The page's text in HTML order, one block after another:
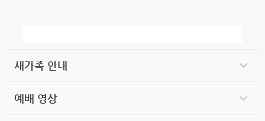
새가족 안내
예배 영상